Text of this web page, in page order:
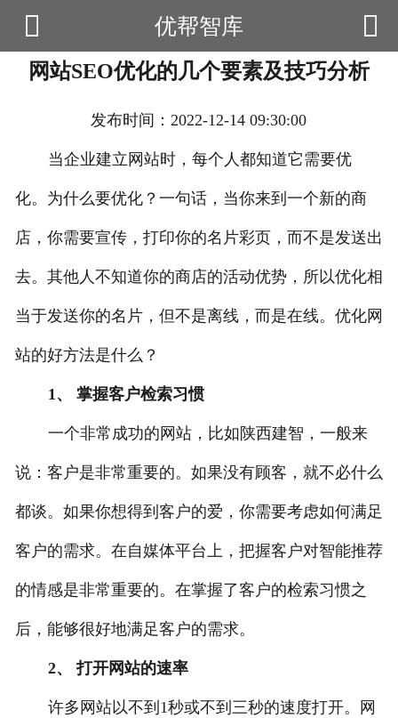
云产品
数据云查询
数据云监控
应用场景
优帮资讯
 优帮智库 
网站SEO优化的几个要素及技巧分析
发布时间：2022-12-14 09:30:00
当企业建立网站时，每个人都知道它需要优
化。为什么要优化？一句话，当你来到一个新的商
店，你需要宣传，打印你的名片彩页，而不是发送出
去。其他人不知道你的商店的活动优势，所以优化相
当于发送你的名片，但不是离线，而是在线。优化网
站的好方法是什么？
1、 掌握客户检索习惯
一个非常成功的网站，比如陕西建智，一般来
说：客户是非常重要的。如果没有顾客，就不必什么
都谈。如果你想得到客户的爱，你需要考虑如何满足
客户的需求。在自媒体平台上，把握客户对智能推荐
的情感是非常重要的。在掌握了客户的检索习惯之
后，能够很好地满足客户的需求。
2、 打开网站的速率
许多网站以不到1秒或不到三秒的速度打开。网